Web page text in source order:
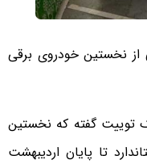
از نخستین خودروی برقی
توییت گفته که نخستین
تا پایان اردیبهشت